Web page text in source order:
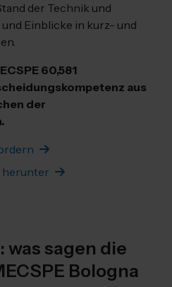
der Technik und
Einblicke in kurz- und
60,581
aus
der
herunter
was sagen die
Bologna